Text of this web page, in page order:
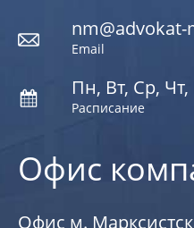
Офис
Офис м.
nm@advokat-
Email
Пн, Вт, Ср, Чт,
Расписание